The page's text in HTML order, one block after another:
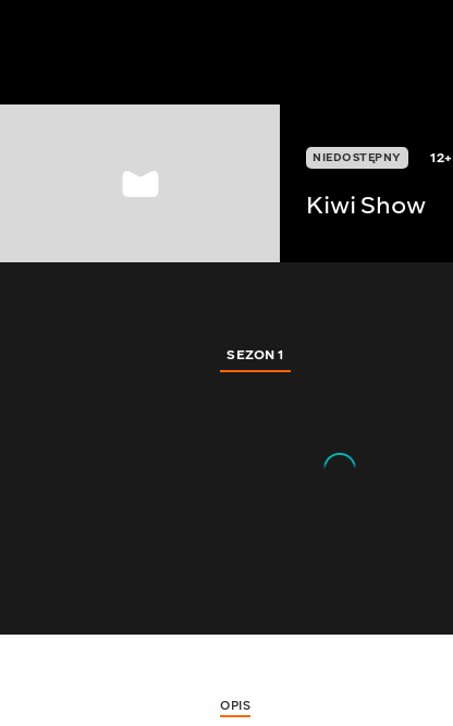
NIEDOSTĘPNY 12+
Kiwi Show
SEZON 1
OPIS